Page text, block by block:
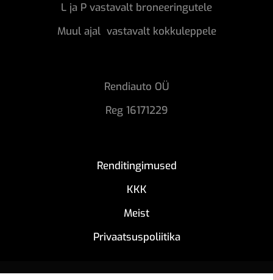
L ja P vastavalt broneeringutele
Muul ajal vastavalt kokkuleppele
Rendiauto OÜ
Reg 16171229
Renditingimused
KKK
Meist
Privaatsuspoliitika